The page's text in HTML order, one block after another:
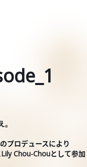
プロデュースにより
Chou-Chouとして参加